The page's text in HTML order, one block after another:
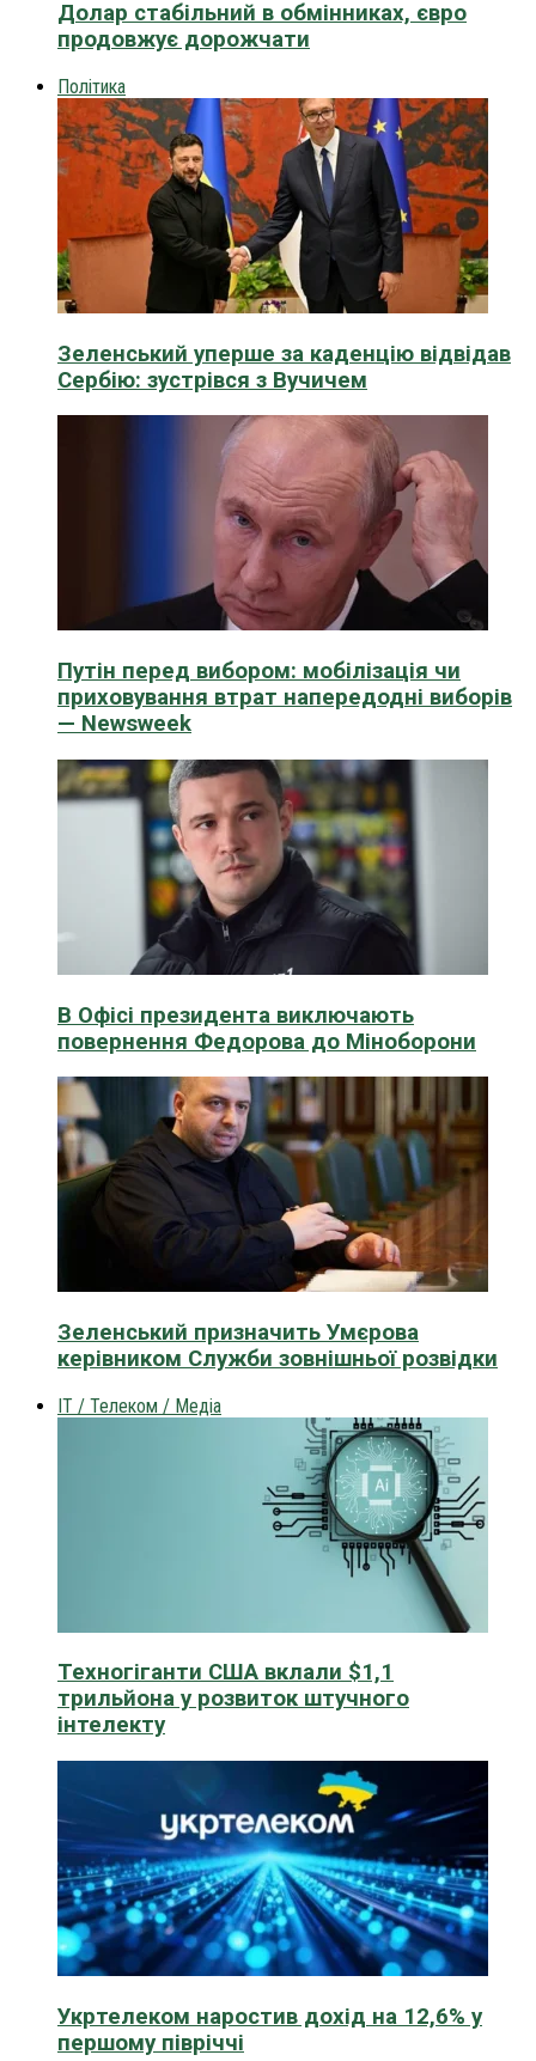
Долар стабільний в обмінниках, євро
продовжує дорожчати
Політика
Зеленський уперше за каденцію відвідав
Сербію: зустрівся з Вучичем
Путін перед вибором: мобілізація чи
приховування втрат напередодні виборів
— Newsweek
В Офісі президента виключають
повернення Федорова до Міноборони
Зеленський призначить Умєрова
керівником Служби зовнішньої розвідки
IT / Телеком / Медіа
Техногіганти США вклали $1,1
трильйона у розвиток штучного
інтелекту
Укртелеком наростив дохід на 12,6% у
першому півріччі